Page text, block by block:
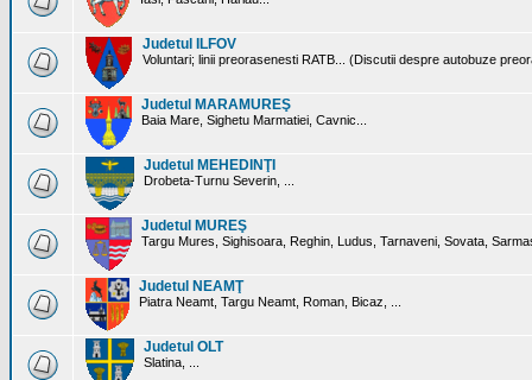
Judetul ILFOV
Voluntari; linii preorasenesti RATB... (Discutii despre autobuze
Judetul MARAMUREŞ
Baia Mare, Sighetu Marmatiei, Cavnic...
Judetul MEHEDINŢI
Drobeta-Turnu Severin, ...
Judetul MUREŞ
Targu Mures, Sighisoara, Reghin, Ludus, Tarnaveni, Sovata,
Judetul NEAMŢ
Piatra Neamt, Targu Neamt, Roman, Bicaz, ...
Judetul OLT
Slatina, ...